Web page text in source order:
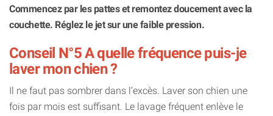
Commencez par les pattes et remontez doucement avec la
couchette. Réglez le jet sur une faible pression.
Conseil N°5 A quelle fréquence puis-je
laver mon chien ?
Il ne faut pas sombrer dans l’excès. Laver son chien une
fois par mois est suffisant. Le lavage fréquent enlève le